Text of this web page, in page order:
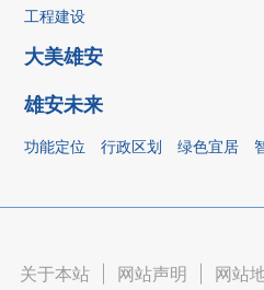
工程建设
大美雄安
雄安未来
功能定位 行政区划 绿色宜居
关于本站 网站声明 网站